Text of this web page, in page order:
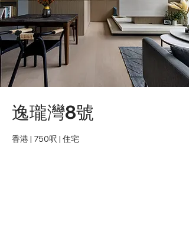
逸瓏灣8號
香港 | 750呎 | 住宅